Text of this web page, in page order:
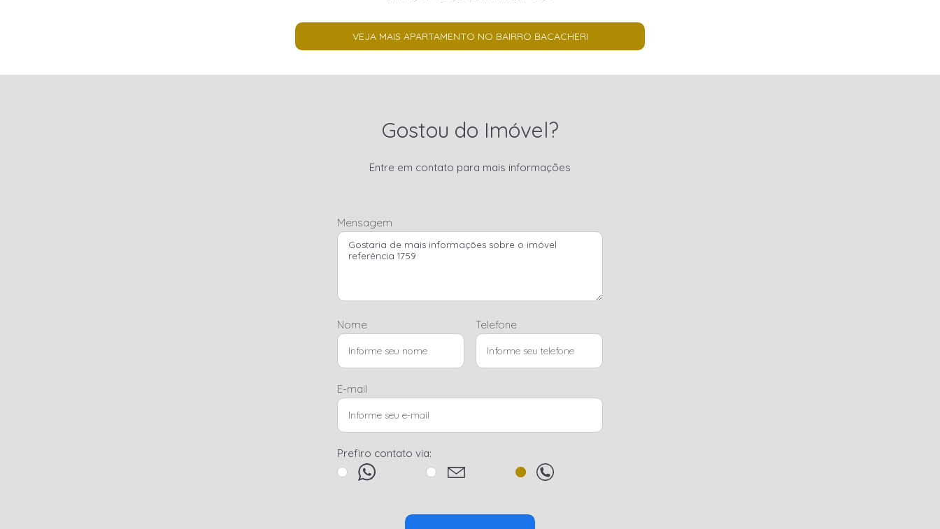
VEJA MAIS APARTAMENTO NO BAIRRO BACACHERI
Gostou do Imóvel?
Entre em contato para mais informações
Mensagem
Nome Telefone
E-mail
Prefiro contato via: